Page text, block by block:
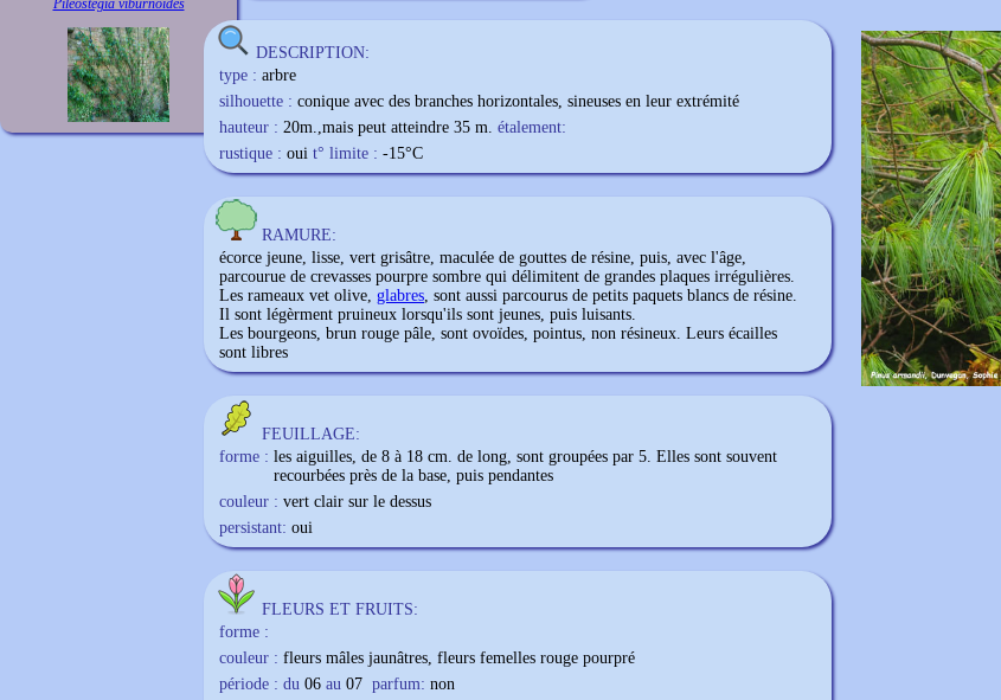
Pileostegia viburnoides
DESCRIPTION:
type : arbre
silhouette : conique avec des branches horizontales, sineuses en leur extrémité
hauteur : 20m.,mais peut atteindre 35 m. étalement:
rustique : oui t° limite : -15°C
RAMURE:
écorce jeune, lisse, vert grisâtre, maculée de gouttes de résine, puis, avec l'âge,
parcourue de crevasses pourpre sombre qui délimitent de grandes plaques irrégulières.
Les rameaux vet olive, glabres, sont aussi parcourus de petits paquets blancs de résine.
Il sont légèrment pruineux lorsqu'ils sont jeunes, puis luisants.
Les bourgeons, brun rouge pâle, sont ovoïdes, pointus, non résineux. Leurs écailles
sont libres
FEUILLAGE:
forme : les aiguilles, de 8 à 18 cm. de long, sont groupées par 5. Elles sont souvent
recourbées près de la base, puis pendantes
couleur : vert clair sur le dessus
persistant: oui
FLEURS ET FRUITS:
forme :
couleur : fleurs mâles jaunâtres, fleurs femelles rouge pourpré
période : du 06 au 07 parfum: non